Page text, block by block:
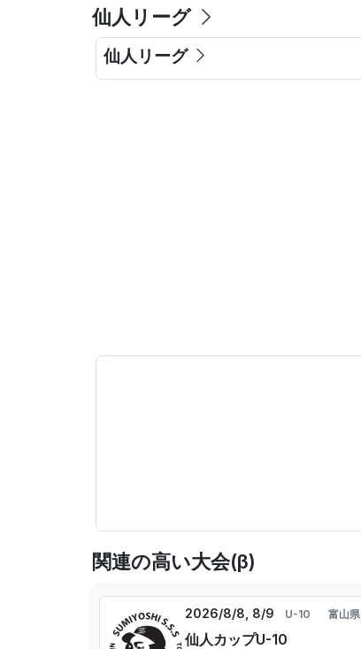
仙人リーグ
仙人リーグ
関連の高い大会(β)
2026/8/8, 8/9 U-10 富山県
仙人カップU-10